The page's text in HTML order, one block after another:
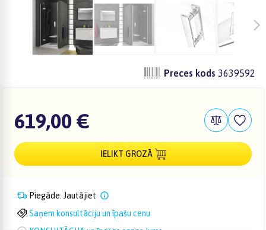
Preces kods 3639592
619,00 €
IELIKT GROZĀ
Piegāde: Jautājiet
Saņem konsultāciju un īpašu cenu